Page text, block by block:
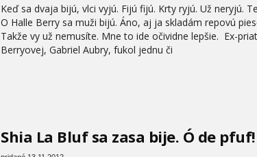
Keď sa dvaja bijú, vlci vyjú. Fijú fijú. Krty ryjú. Už neryjú.
O Halle Berry sa muži bijú. Áno, aj ja skladám repovú
Takže vy už nemusíte. Mne to ide očividne lepšie. Ex-
Berryovej, Gabriel Aubry, fukol jednu či
Shia La Bluf sa zasa bije. Ó de pfuf!